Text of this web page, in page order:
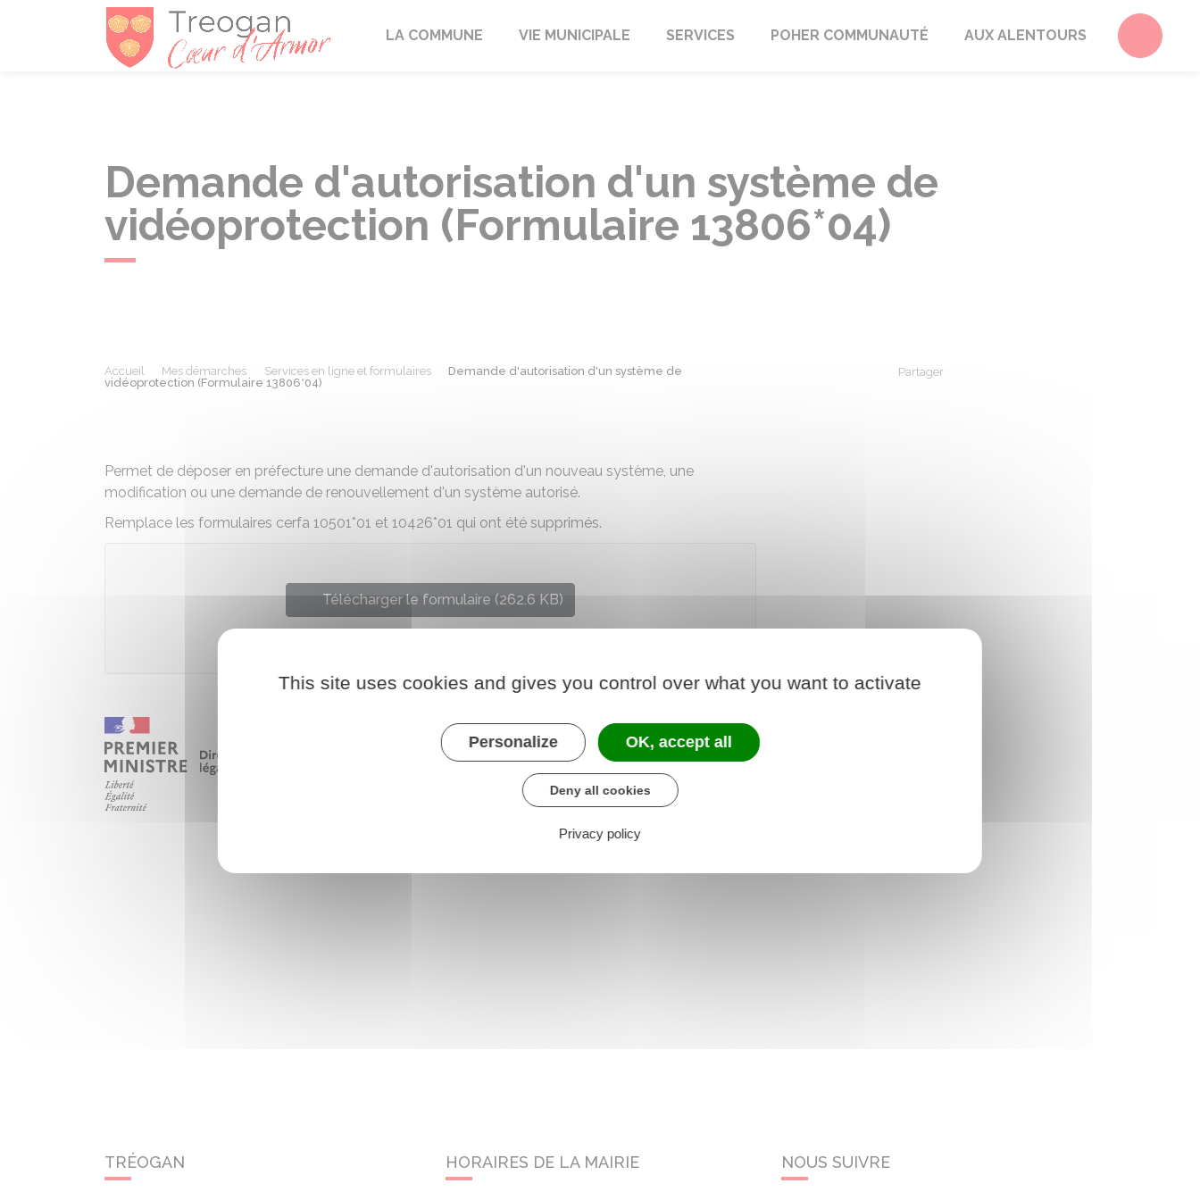
TréoganLA COMMUNE VIE MUNICIPALE SERVICES POHER COMMUNAUTÉ AUX ALENTOURS
Demande d'autorisation d'un système de
vidéoprotection (Formulaire 13806*04)
Accueil Mes démarches Services en ligne et formulaires
Demande d'autorisation d'un système de
vidéoprotection (Formulaire 13806*04)
Partager
Permet de déposer en préfecture une demande d'autorisation d'un nouveau système, une
modification ou une demande de renouvellement d'un système autorisé.
Remplace les formulaires cerfa 10501*01 et 10426*01 qui ont été supprimés.
Télécharger le formulaire (262.6 KB)
TRÉOGAN HORAIRES DE LA MAIRIE NOUS SUIVRE
This site uses cookies and gives you control over what you want to activate
Personalize OK, accept all
Deny all cookies
Privacy policy